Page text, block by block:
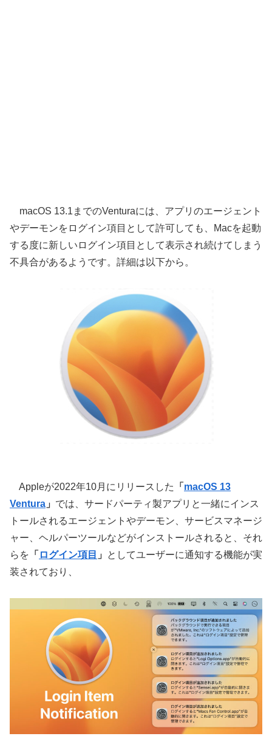
macOS 13.1までのVenturaには、アプリのエージェント
やデーモンをログイン項目として許可しても、Macを起動
する度に新しいログイン項目として表示され続けてしまう
不具合があるようです。詳細は以下から。
Appleが2022年10月にリリースした 「 macOS 13
Ventura 」 では、サードパーティ製アプリと一緒にインス
トールされるエージェントやデーモン、サービスマネージ
ャー、ヘルパーツールなどがインストールされると、それ
らを 「 ログイン項目 」
としてユーザーに通知する機能が実
装されており、